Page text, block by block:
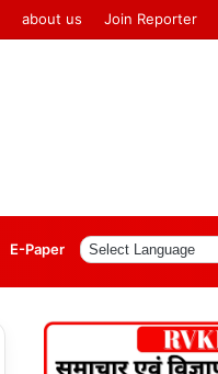
about us Join Reporter
E-Paper